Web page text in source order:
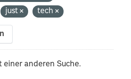
just tech
einer anderen Suche.